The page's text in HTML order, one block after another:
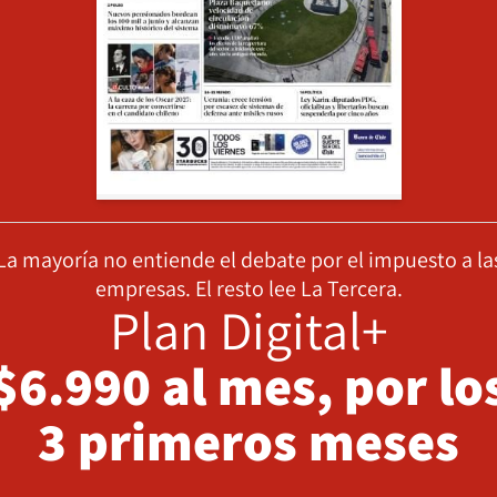
mayoría no entiende el debate por el impuesto a
empresas. El resto lee La Tercera.
Plan Digital+
al mes, por
3 primeros meses